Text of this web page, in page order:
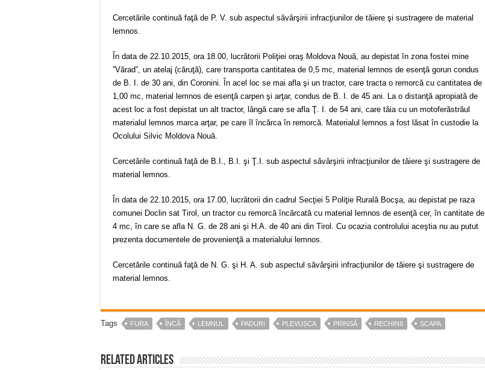
Cercetările continuă faţă de P. V. sub aspectul săvârşirii infracţiunilor de tăiere şi sustragere de material
lemnos.
În data de 22.10.2015, ora 18.00, lucrătorii Poliţiei oraş Moldova Nouă, au depistat în zona fostei mine
”Vărad”, un atelaj (căruţă), care transporta cantitatea de 0,5 mc, material lemnos de esenţă gorun condus
de B. I. de 30 ani, din Coronini. În acel loc se mai afla şi un tractor, care tracta o remorcă cu cantitatea de
1,00 mc, material lemnos de esenţă carpen şi arţar, condus de B. I. de 45 ani. La o distanţă apropiată de
acest loc a fost depistat un alt tractor, lângă care se afla Ţ. I. de 54 ani, care tăia cu un motoferăstrăul
materialul lemnos marca arţar, pe care îl încărca în remorcă. Materialul lemnos a fost lăsat în custodie la
Ocolului Silvic Moldova Nouă.
Cercetările continuă faţă de B.I., B.I. şi Ţ.I. sub aspectul săvârşirii infracţiunilor de tăiere şi sustragere de
material lemnos.
În data de 22.10.2015, ora 17.00, lucrătorii din cadrul Secţiei 5 Poliţie Rurală Bocşa, au depistat pe raza
comunei Doclin sat Tirol, un tractor cu remorcă încărcată cu material lemnos de esenţă cer, în cantitate de
4 mc, în care se afla N. G. de 28 ani şi H.A. de 40 ani din Tirol. Cu ocazia controlului aceştia nu au putut
prezenta documentele de provenienţă a materialului lemnos.
Cercetările continuă faţă de N. G. şi H. A. sub aspectul săvârşirii infracţiunilor de tăiere şi sustragere de
material lemnos.
Tags FURA ÎNCĂ LEMNUL PADURI PLEVUȘCA PRINSĂ RECHINII SCAPA
Related Articles